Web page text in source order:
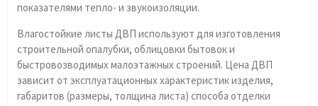
показателями тепло- и звукоизоляции.
Влагостойкие листы ДВП используют для изготовления
строительной опалубки, облицовки бытовок и
быстровозводимых малоэтажных строений. Цена ДВП
зависит от эксплуатационных характеристик изделия,
габаритов (размеры, толщина листа) способа отделки